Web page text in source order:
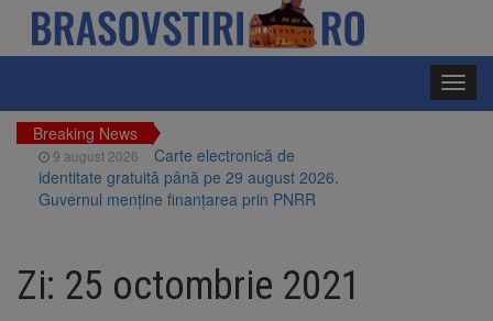
Breaking News
9 august 2026
Carte electronică de
identitate gratuită până pe 29 august 2026.
Guvernul menține finanțarea prin PNRR
Brașovului vor fi restaurate. Contractul de
finanțare a fost semnat
Zi: 25 octombrie 2021